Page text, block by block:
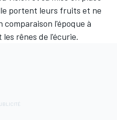
portent leurs fruits et ne
comparaison l'époque à
rênes de l'écurie.